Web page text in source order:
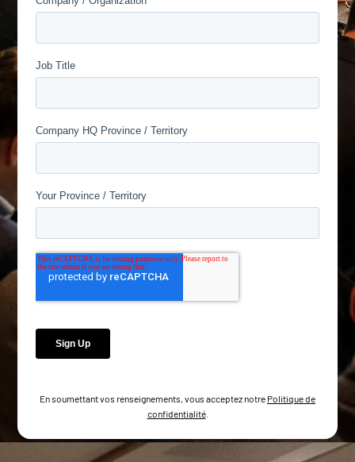
En soumettant vos renseignements, vous acceptez notre Politique de
confidentialité.